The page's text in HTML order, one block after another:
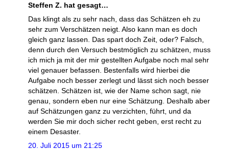
Steffen Z. hat gesagt…
Das klingt als zu sehr nach, dass das Schätzen eh zu
sehr zum Verschätzen neigt. Also kann man es doch
gleich ganz lassen. Das spart doch Zeit, oder? Falsch,
denn durch den Versuch bestmöglich zu schätzen, muss
ich mich ja mit der mir gestellten Aufgabe noch mal sehr
viel genauer befassen. Bestenfalls wird hierbei die
Aufgabe noch besser zerlegt und lässt sich noch besser
schätzen. Schätzen ist, wie der Name schon sagt, nie
genau, sondern eben nur eine Schätzung. Deshalb aber
auf Schätzungen ganz zu verzichten, führt, und da
werden Sie mir doch sicher recht geben, erst recht zu
einem Desaster.
20. Juli 2015 um 21:25